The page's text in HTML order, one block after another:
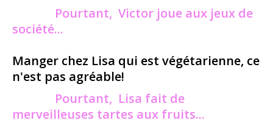
Pourtant, Victor joue aux jeux de
société...
Manger chez Lisa qui est végétarienne, ce
n'est pas agréable!
Pourtant, Lisa fait de
merveilleuses tartes aux fruits...